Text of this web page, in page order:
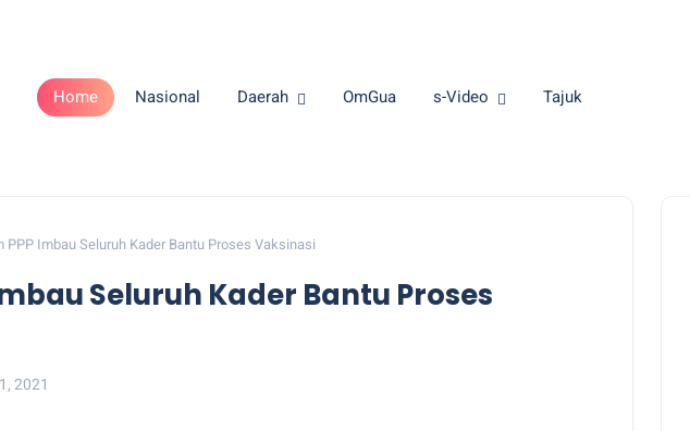
Home Nasional Daerah OmGua s-Video Tajuk
PPP Imbau Seluruh Kader Bantu Proses Vaksinasi
Seluruh Kader Bantu Proses
2021